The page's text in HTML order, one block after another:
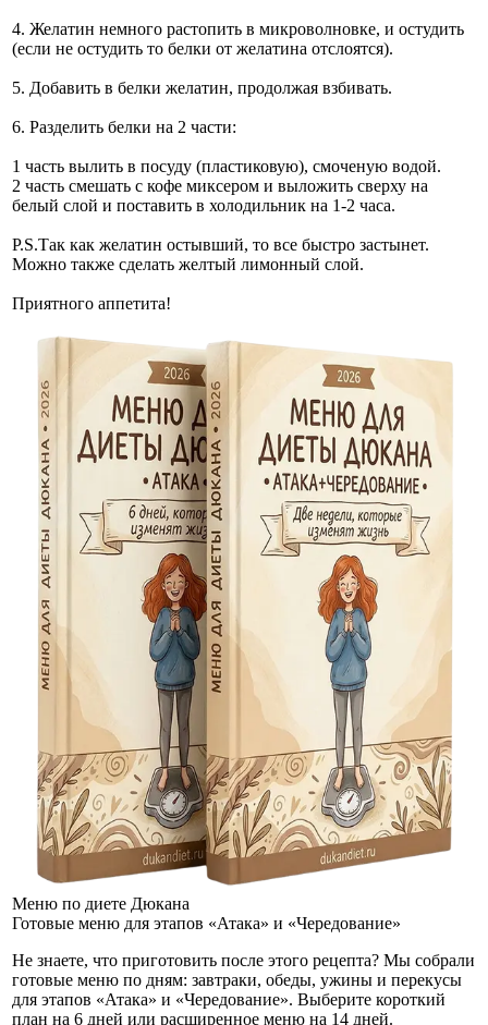
4. Желатин немного растопить в микроволновке, и остудить
(если не остудить то белки от желатина отслоятся).
5. Добавить в белки желатин, продолжая взбивать.
6. Разделить белки на 2 части:
1 часть вылить в посуду (пластиковую), смоченую водой.
2 часть смешать с кофе миксером и выложить сверху на
белый слой и поставить в холодильник на 1-2 часа.
P.S.Так как желатин остывший, то все быстро застынет.
Можно также сделать желтый лимонный слой.
Приятного аппетита!
Меню по диете Дюкана
Готовые меню для этапов «Атака» и «Чередование»
Не знаете, что приготовить после этого рецепта? Мы собрали
готовые меню по дням: завтраки, обеды, ужины и перекусы
для этапов «Атака» и «Чередование». Выберите короткий
план на 6 дней или расширенное меню на 14 дней.